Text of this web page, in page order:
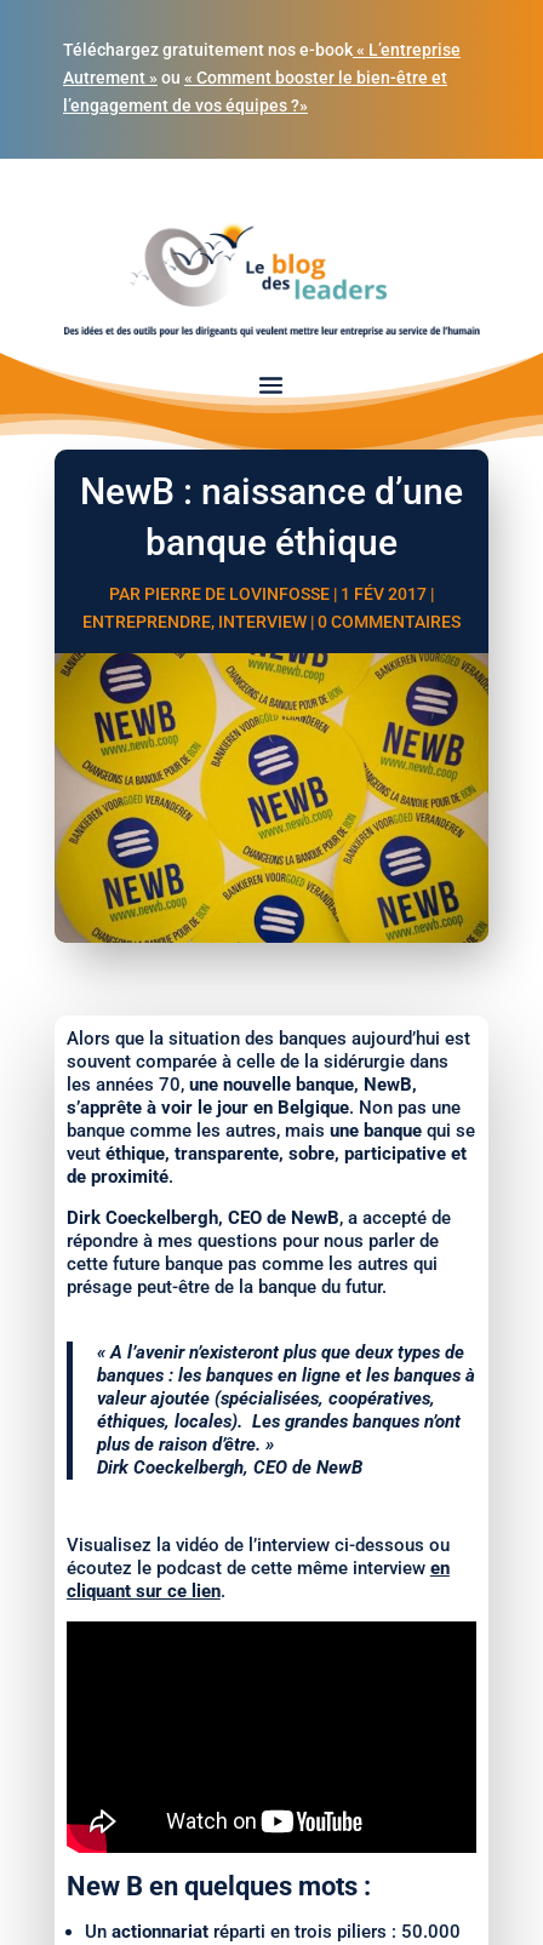
Téléchargez gratuitement nos e-book« L’entreprise
Autrement » ou « Comment booster le bien-être et
l’engagement de vos équipes ?»
NewB : naissance d’une
banque éthique
PAR PIERRE DE LOVINFOSSE| 1 FÉV 2017|
ENTREPRENDRE, INTERVIEW|0 COMMENTAIRES
Alors que la situation des banques aujourd’hui est
souvent comparée à celle de la sidérurgie dans
les années 70, une nouvelle banque, NewB,
s’apprête à voir le jour en Belgique. Non pas une
banque comme les autres, mais une banquequi se
veut éthique, transparente, sobre, participative et
de proximité.
Dirk Coeckelbergh, CEO de NewB, a accepté de
répondre à mes questions pour nous parler de
cette future banque pas comme les autres qui
présage peut-être de la banque du futur.
« A l’avenir n’existeront plus que deux types de
banques : les banques en ligne et les banques à
valeur ajoutée (spécialisées, coopératives,
éthiques, locales). Les grandes banques n’ont
plus de raison d’être. »
Dirk Coeckelbergh, CEO de NewB
Visualisez la vidéo de l’interview ci-dessous ou
écoutez le podcast de cette même interview en
cliquant sur ce lien.
New B en quelques mots :
Un actionnariatréparti en trois piliers : 50.000